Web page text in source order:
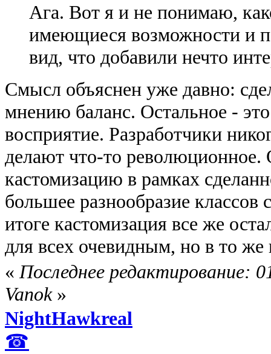
Ага. Вот я и не понимаю,
имеющиеся возможности и
вид, что добавили нечто
Смысл объяснен уже давно:
мнению баланс. Остальное -
восприятие. Разработчики
делают что-то
кастомизацию в рамках
большее разнообразие
итоге кастомизация все же
для всех очевидным, но в то
« Последнее редактирование:
Vanok»
NightHawkreal
☎